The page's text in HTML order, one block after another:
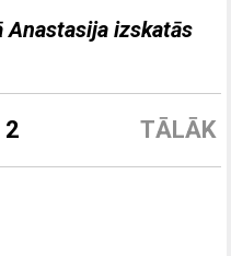
Anastasija izskatās
TĀLĀK
2